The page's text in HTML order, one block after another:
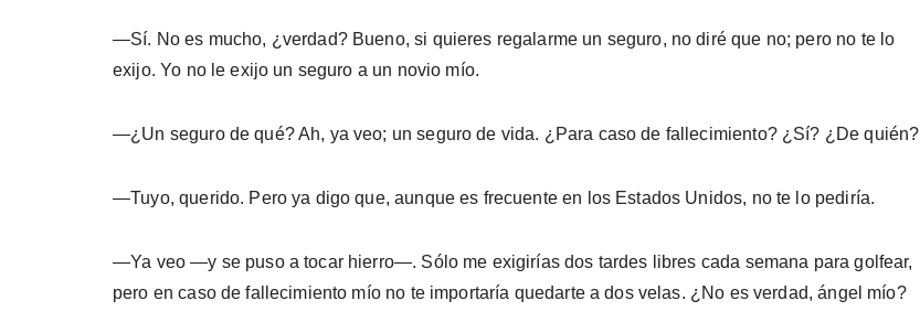
—Sí. No es mucho, ¿verdad? Bueno, si quie­res regalarme un seguro, no diré que no; pero no te lo
exijo. Yo no le exijo un seguro a un novio mío.
—¿Un seguro de qué? Ah, ya veo; un seguro de vida. ¿Para caso de fallecimiento? ¿Sí? ¿De quién?
—Tuyo, querido. Pero ya digo que, aunque es frecuente en los Estados Unidos, no te lo pe­diría.
—Ya veo —y se puso a tocar hierro—. Sólo me exigirías dos tardes libres cada semana para golfear,
pero en caso de fallecimiento mío no te importaría quedarte a dos velas. ¿No es verdad, ángel mío?